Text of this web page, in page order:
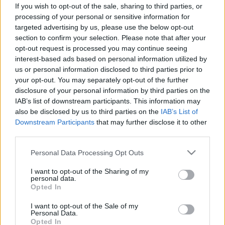
If you wish to opt-out of the sale, sharing to third parties, or
processing of your personal or sensitive information for
targeted advertising by us, please use the below opt-out
section to confirm your selection. Please note that after your
opt-out request is processed you may continue seeing
interest-based ads based on personal information utilized by
us or personal information disclosed to third parties prior to
your opt-out. You may separately opt-out of the further
disclosure of your personal information by third parties on the
IAB’s list of downstream participants. This information may
also be disclosed by us to third parties on the IAB’s List of
Downstream Participants that may further disclose it to other
Please note that this website/app uses one or more Google
not limited to your visit or usage behaviour. You may click to
grant or deny consent to Google and its third-party tags to
use your data for below specified purposes in below Google
consent section.
Personal Data Processing Opt Outs
I want to opt-out of the Sharing of my
personal data.
Opted In
I want to opt-out of the Sale of my
Personal Data.
Opted In
amit megeszünk